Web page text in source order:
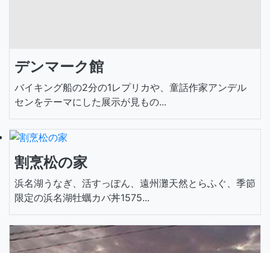
デンマーク館
バイキング船の2分の1レプリカや、童話作家アンデル
センをテーマにした展示が見もの...
割烹松の家
浜名湖うなぎ、活すっぽん、遠州灘天然とらふぐ、季節
限定の浜名湖牡蠣カバ丼1575...